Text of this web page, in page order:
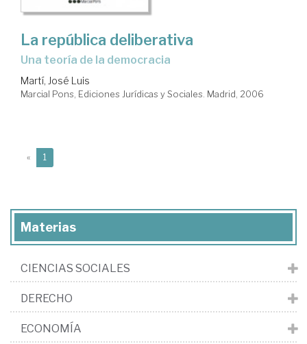
La república deliberativa
una teoría de la democracia
Martí, José Luis
Marcial Pons, Ediciones Jurídicas y Sociales. Madrid, 2006
« 1
Materias
CIENCIAS SOCIALES
DERECHO
ECONOMÍA